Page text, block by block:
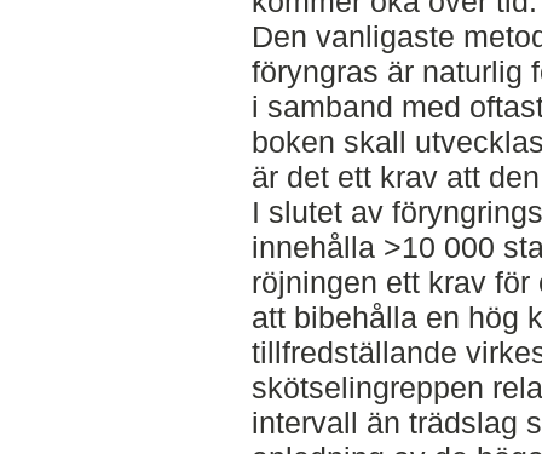
Den vanligaste
föryngras är naturlig
i samband med
boken skall
är det ett krav att
I slutet av
innehålla >10 000
röjningen ett krav
att bibehålla en hög
tillfredställande
skötselingreppen
intervall än trädslag